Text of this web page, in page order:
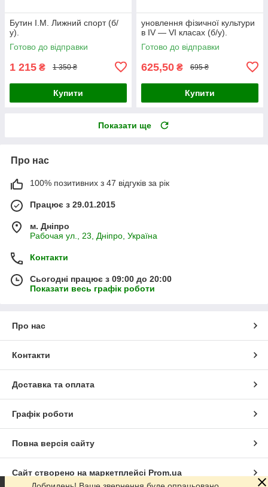
Бутин І.М. Лижний спорт (б/
у).
Готово до відправки
1 215 ₴ 1 350 ₴
Купити
уновлення фізичної культури
в IV — VI класах (б/у).
Готово до відправки
625,50 ₴ 695 ₴
Купити
Показати ще
Про нас
100% позитивних з 47 відгуків за рік
Працює з 29.01.2015
м. Дніпро
Рабочая ул., 23, Дніпро, Україна
Контакти
Сьогодні працює з 09:00 до 20:00
Показати весь графік роботи
Про нас
Контакти
Доставка та оплата
Графік роботи
Повна версія сайту
Сайт створено на маркетплейсі Prom.ua